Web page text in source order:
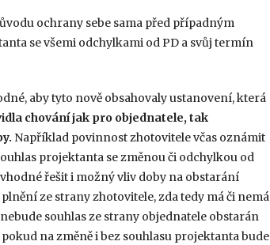
ochrany sebe sama před případným
se všemi odchylkami od PD a svůj termín
aby tyto nově obsahovaly ustanovení, která
chování jak pro objednatele, tak
Například povinnost zhotovitele včas oznámit
projektanta se změnou či odchylkou od
řešit i možný vliv doby na obstarání
ze strany zhotovitele, zda tedy má či nemá
souhlas ze strany objednatele obstarán
na změně i bez souhlasu projektanta bude